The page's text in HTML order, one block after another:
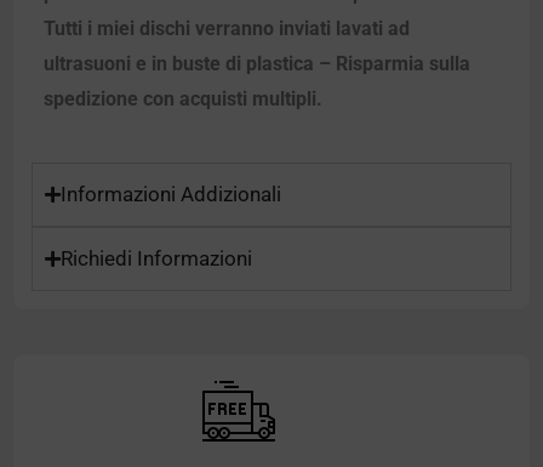
Tutti i miei dischi verranno inviati lavati ad
ultrasuoni e in buste di plastica – Risparmia sulla
spedizione con acquisti multipli.
Informazioni Addizionali
Richiedi Informazioni